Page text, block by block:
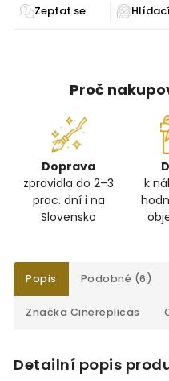
Zeptat se
Proč
Doprava
zpravidla do 2–3
prac. dní i na
Slovensko
k
Popis Podobné (6)
Značka Cinereplicas
Detailní popis